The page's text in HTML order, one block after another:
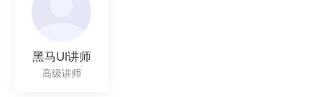
黑马UI讲师
高级讲师